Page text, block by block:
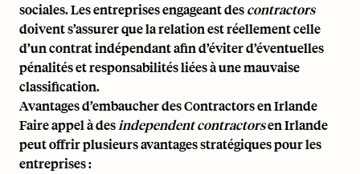
sociales. Les entreprises engageant descontractors
doivent s’assurer que la relation est réellement celle
d’un contrat indépendant afin d’éviter d’éventuelles
pénalités et responsabilités liées à une mauvaise
classification.
Avantages d’embaucher des Contractors en Irlande
Faire appel à desindependent contractorsen Irlande
peut offrir plusieurs avantages stratégiques pour les
entreprises :